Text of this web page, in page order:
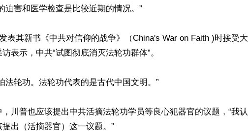
迫害和医学检查是比较近期的情况。”
表其新书《中共对信仰的战争》（China's War on Faith )时接受大
表示，中共“试图彻底消灭法轮功群体”。
法轮功。法轮功代表的是古代中国文明。”
川普也应该提出中共活摘法轮功学员等良心犯器官的议题，“我认
出（活摘器官）这一议题。”